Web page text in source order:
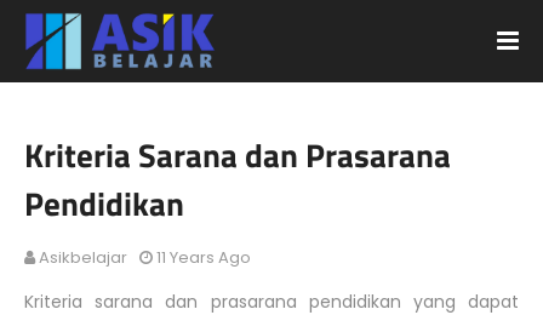
Kriteria Sarana dan Prasarana
Pendidikan
Asikbelajar 11 Years Ago
Kriteria sarana dan prasarana pendidikan yang dapat